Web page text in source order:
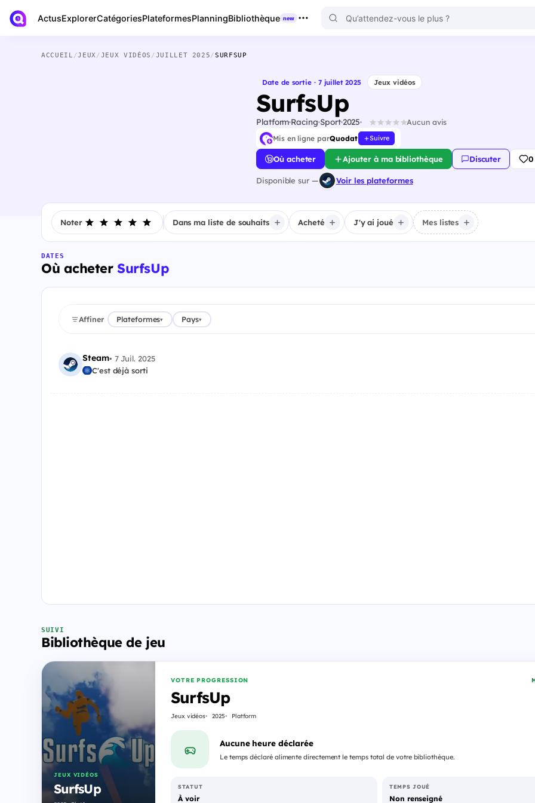
ActusExplorerCatégoriesPlateformesPlanningBibliothèque new
ACCUEIL /JEUX/JEUX VIDÉOS /JUILLET 2025/SURFSUP
Date de sortie · 7 juillet 2025 Jeux vidéos
SurfsUp
Platform Racing Sport2025 Aucun avis
Mis en ligne parQuodat Suivre
Où acheter Ajouter à ma bibliothèque Discuter 0
Disponible sur — Voir les plateformes
Noter Dans ma liste de souhaits Acheté J'y ai joué Mes listes
DATES
Où acheterSurfsUp
Affiner Plateformes▾ Pays▾
Steam• 7 Juil. 2025
C'est déjà sorti
SUIVI
Bibliothèque de jeu
JEUX VIDÉOS
SurfsUp
VOTRE PROGRESSION
SurfsUp
Jeux vidéos 2025 Platform
Aucune heure déclarée
Le temps déclaré alimente directement le temps total de votre bibliothèque.
STATUT
À voir
TEMPS JOUÉ
Non renseigné